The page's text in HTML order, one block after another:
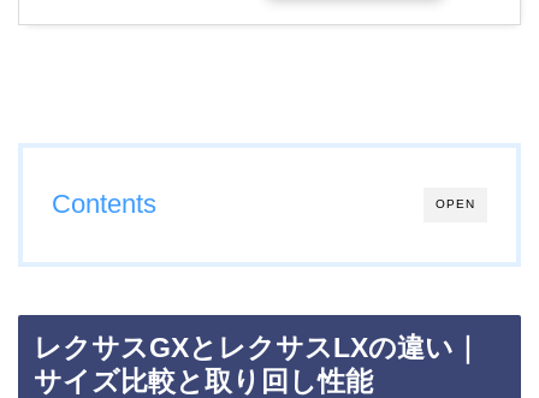
OPEN
Contents
レクサスGXとレクサスLXの違い｜
サイズ比較と取り回し性能